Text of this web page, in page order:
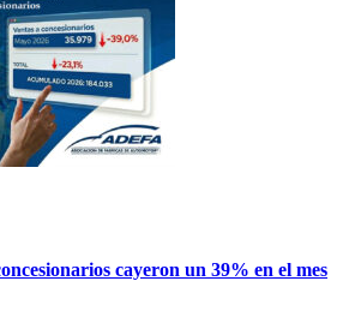
cayeron un 39% en el mes